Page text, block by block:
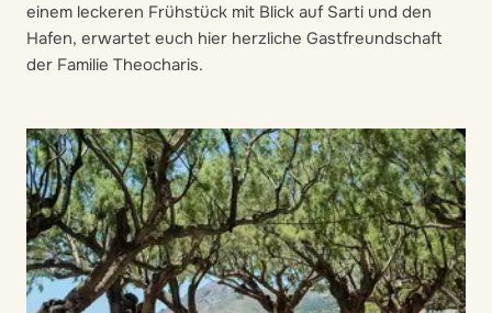
einem leckeren Frühstück mit Blick auf Sarti und den
Hafen, erwartet euch hier herzliche Gastfreundschaft
der Familie Theocharis.